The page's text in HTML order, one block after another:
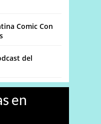
Comic Con
del
en